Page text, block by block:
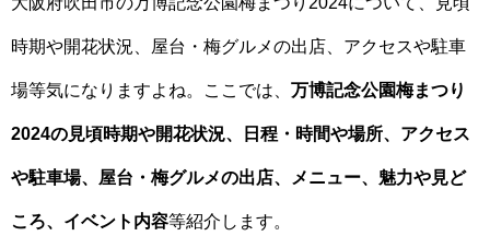
時期や開花状況、屋台・梅グルメの出店、アクセスや駐車
場等気になりますよね。ここでは、 万博記念公園梅まつり
2024の見頃時期や開花状況、日程・時間や場所、アクセス
や駐車場、屋台・梅グルメの出店、メニュー、魅力や見ど
ころ、イベント内容等紹介します。